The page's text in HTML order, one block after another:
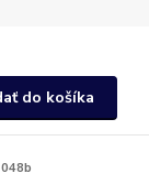
do košíka
048b